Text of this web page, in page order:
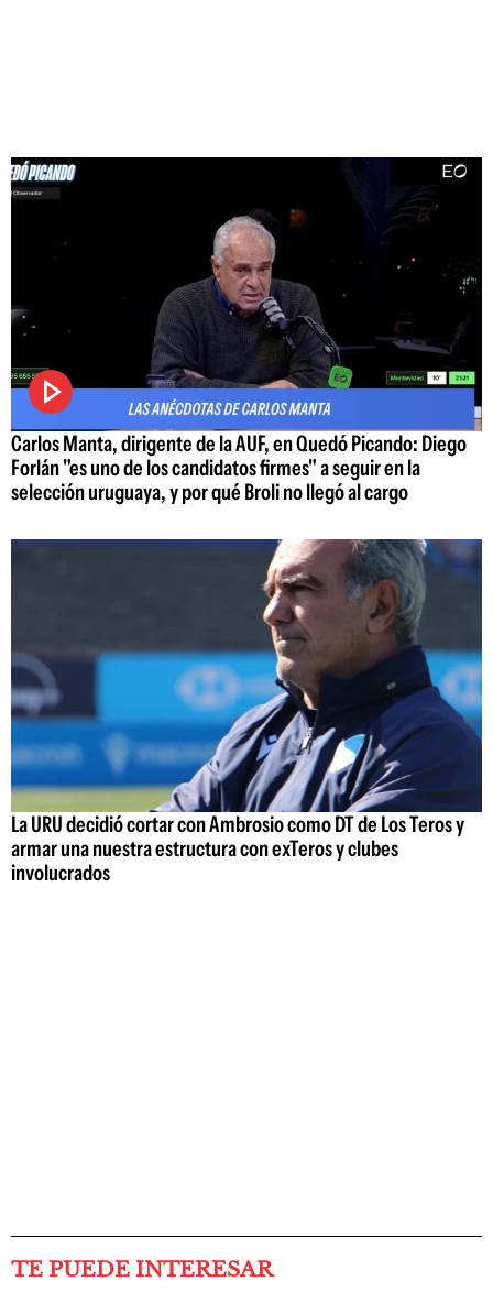
Carlos Manta, dirigente de la AUF, en Quedó Picando: Diego
Forlán "es uno de los candidatos firmes" a seguir en la
selección uruguaya, y por qué Broli no llegó al cargo
La URU decidió cortar con Ambrosio como DT de Los Teros y
armar una nuestra estructura con exTeros y clubes
involucrados
TE PUEDE INTERESAR